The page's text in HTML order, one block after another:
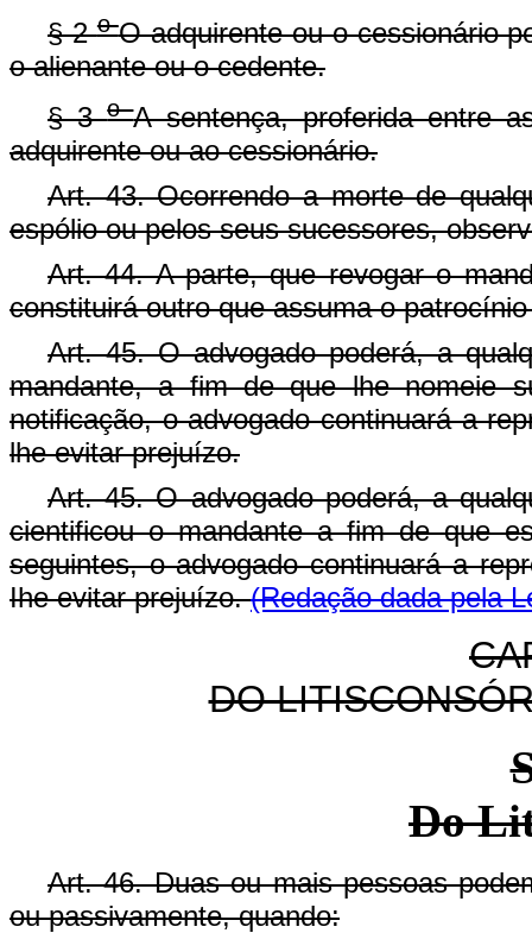
§ 2oO adquirente ou o cessionário
o alienante ou o cedente.
§ 3oA sentença, proferida entre
adquirente ou ao cessionário.
Art. 43. Ocorrendo a morte de
espólio ou pelos seus sucessores,
Art. 44. A parte, que revogar o
constituirá outro que assuma o
Art. 45. O advogado poderá, a
mandante, a fim de que lhe nomeie
notificação, o advogado continuará a
lhe evitar prejuízo.
Art. 45. O advogado poderá, a
cientificou o mandante a fim de que
seguintes, o advogado continuará a
Ihe evitar prejuízo.(Redação dada pela
DO
Do
Art. 46. Duas ou mais pessoas
ou passivamente, quando: